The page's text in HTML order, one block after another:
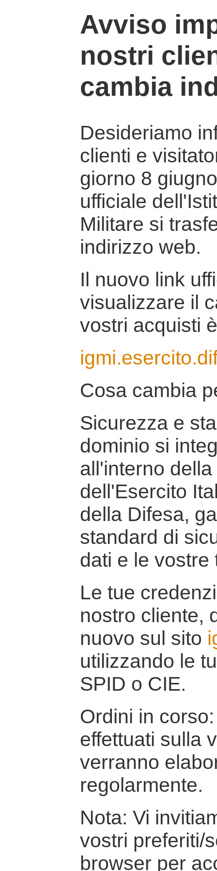
Avviso
nostri
cambia
Desideriamo
clienti e
giorno 8
ufficiale
Militare si
indirizzo web.
Il nuovo link
visualizzare il
vostri acquisti
Cosa cambia
Sicurezza e
dominio si
all'interno
dell'Esercito
della Difesa,
standard di
dati e le vostre
Le tue
nostro cliente,
nuovo sul sito
utilizzando le
SPID o CIE.
Ordini in
effettuati sulla
verranno
regolarmente.
Nota: Vi
vostri preferiti/
browser per